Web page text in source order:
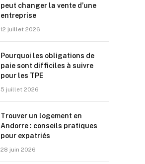
peut changer la vente d’une
entreprise
12 juillet 2026
Pourquoi les obligations de
paie sont difficiles à suivre
pour les TPE
5 juillet 2026
Trouver un logement en
Andorre : conseils pratiques
pour expatriés
28 juin 2026